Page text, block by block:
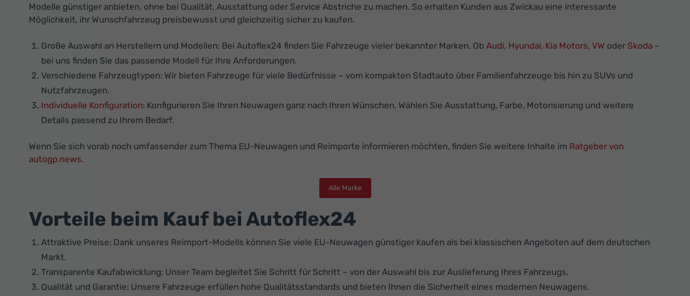
Modelle günstiger anbieten, ohne bei Qualität, Ausstattung oder Service Abstriche zu machen. So erhalten Kunden aus Zwickau eine interessante
Möglichkeit, ihr Wunschfahrzeug preisbewusst und gleichzeitig sicher zu kaufen.
Große Auswahl an Herstellern und Modellen: Bei Autoflex24 finden Sie Fahrzeuge vieler bekannter Marken. Ob Audi, Hyundai, Kia Motors, VW oder Skoda –
bei uns finden Sie das passende Modell für Ihre Anforderungen.
Verschiedene Fahrzeugtypen: Wir bieten Fahrzeuge für viele Bedürfnisse – vom kompakten Stadtauto über Familienfahrzeuge bis hin zu SUVs und
Nutzfahrzeugen.
Individuelle Konfiguration: Konfigurieren Sie Ihren Neuwagen ganz nach Ihren Wünschen. Wählen Sie Ausstattung, Farbe, Motorisierung und weitere
Details passend zu Ihrem Bedarf.
Wenn Sie sich vorab noch umfassender zum Thema EU-Neuwagen und Reimporte informieren möchten, finden Sie weitere Inhalte im Ratgeber von
autogp.news.
Alle Marke
Vorteile beim Kauf bei Autoflex24
Attraktive Preise: Dank unseres Reimport-Modells können Sie viele EU-Neuwagen günstiger kaufen als bei klassischen Angeboten auf dem deutschen
Markt.
Transparente Kaufabwicklung: Unser Team begleitet Sie Schritt für Schritt – von der Auswahl bis zur Auslieferung Ihres Fahrzeugs.
Qualität und Garantie: Unsere Fahrzeuge erfüllen hohe Qualitätsstandards und bieten Ihnen die Sicherheit eines modernen Neuwagens.